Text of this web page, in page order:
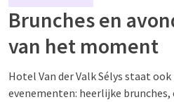
Brunches en
van het moment
Hotel Van der Valk Sélys staat
evenementen: heerlijke